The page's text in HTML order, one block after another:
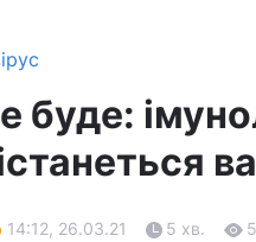
буде:
14:12, 26.03.21 5 хв.